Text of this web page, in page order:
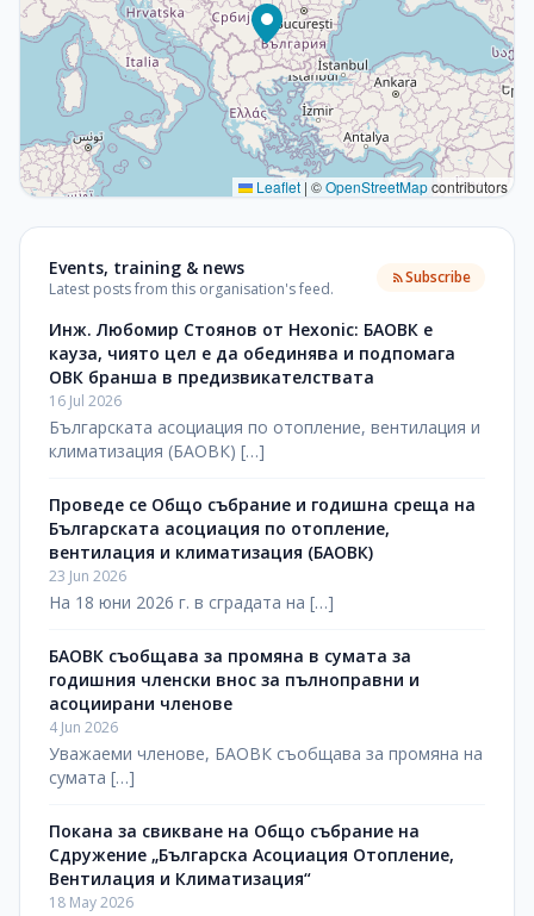
Leaflet | ©OpenStreetMapcontributors
Events, training & news
Latest posts from this organisation's feed.
Subscribe
Инж. Любомир Стоянов от Hexonic: БАОВК е
кауза, чиято цел е да обединява и подпомага
ОВК бранша в предизвикателствата
16 Jul 2026
Българската асоциация по отопление, вентилация и
климатизация (БАОВК) […]
Проведе се Общо събрание и годишна среща на
Българската асоциация по отопление,
вентилация и климатизация (БАОВК)
23 Jun 2026
На 18 юни 2026 г. в сградата на […]
БАОВК съобщава за промяна в сумата за
годишния членски внос за пълноправни и
асоциирани членове
4 Jun 2026
Уважаеми членове, БАОВК съобщава за промяна на
сумата […]
Покана за свикване на Общо събрание на
Сдружение „Българска Асоциация Отопление,
Вентилация и Климатизация“
18 May 2026